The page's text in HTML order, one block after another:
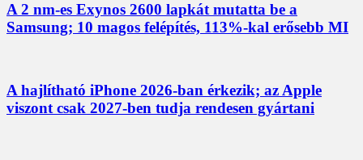
A 2 nm-es Exynos 2600 lapkát mutatta be a
Samsung; 10 magos felépítés, 113%-kal erősebb MI
A hajlítható iPhone 2026-ban érkezik; az Apple
viszont csak 2027-ben tudja rendesen gyártani